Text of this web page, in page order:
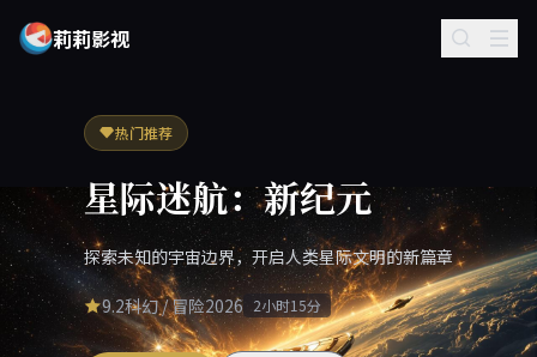
莉莉影视
热门推荐
星际迷航：新纪元
探索未知的宇宙边界，开启人类星际文明的新篇章
9.2科幻 / 冒险2026 2小时15分